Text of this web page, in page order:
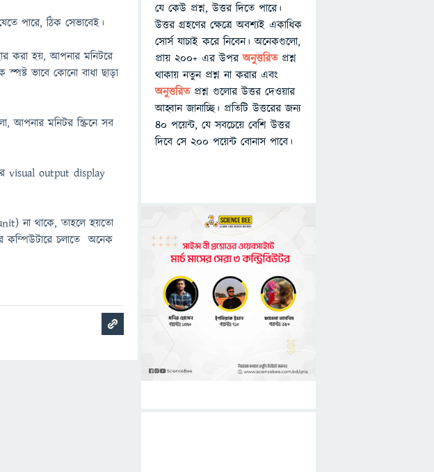
পারে, ঠিক সেভাবেই।
করা হয়, আপনার মনিটরে
ভাবে কোনো বাধা ছাড়া
আপনার মনিটর স্ক্রিনে সব
visual output display
না থাকে, তাহলে হয়তো
চলাতে অনেক
যে কেউ প্রশ্ন, উত্তর দিতে পারে।
উত্তর গ্রহণের ক্ষেত্রে অবশ্যই একাধিক
সোর্স যাচাই করে নিবেন। অনেকগুলো,
প্রায় ২০০+ এর উপরঅনুত্তরিতপ্রশ্ন
থাকায় নতুন প্রশ্ন না করার এবং
অনুত্তরিত প্রশ্ন গুলোর উত্তর দেওয়ার
আহ্বান জানাচ্ছি। প্রতিটি উত্তরের জন্য
৪০ পয়েন্ট, যে সবচেয়ে বেশি উত্তর
দিবে সে ২০০ পয়েন্ট বোনাস পাবে।